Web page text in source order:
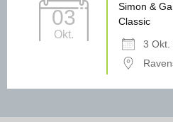
03
Okt.
Simon &
Classic
3 Okt.